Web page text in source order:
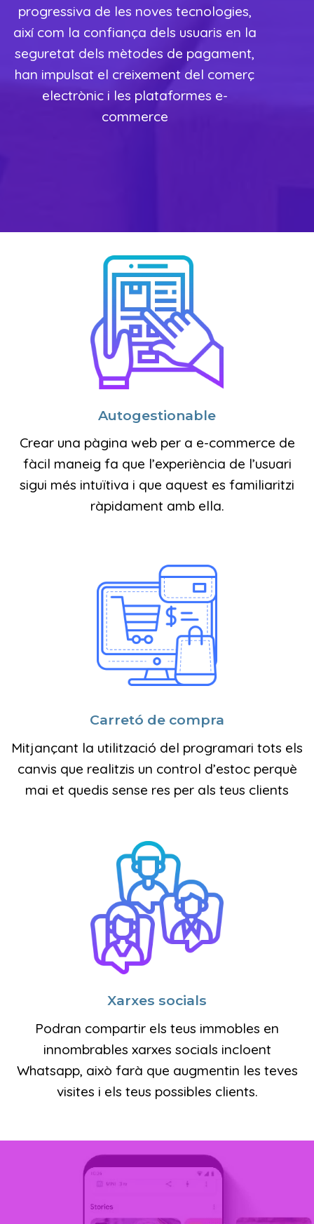
progressiva de les noves tecnologies,
així com la confiança dels usuaris en la
seguretat dels mètodes de pagament,
han impulsat el creixement del comerç
electrònic i les plataformes e-
commerce
Autogestionable
Crear una pàgina web per a e-commerce de
fàcil maneig fa que l’experiència de l’usuari
sigui més intuïtiva i que aquest es familiaritzi
ràpidament amb ella.
Carretó de compra
Mitjançant la utilització del programari tots els
canvis que realitzis un control d’estoc perquè
mai et quedis sense res per als teus clients
Xarxes socials
Podran compartir els teus immobles en
innombrables xarxes socials incloent
Whatsapp, això farà que augmentin les teves
visites i els teus possibles clients.